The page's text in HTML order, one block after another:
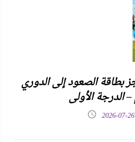
بطاقة الصعود إلى الدوري
– الدرجة الأولى
2026-07-26